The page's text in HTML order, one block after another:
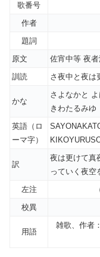
歌番号
作者
題詞
原文
佐宵中等 夜
訓読
さ夜中と夜は
かな
さよなかと
きわたるみゆ
英語（ロ
ーマ字）
訳
夜は更けて真
っていく夜空
左注
校異
用語
雑歌、作者